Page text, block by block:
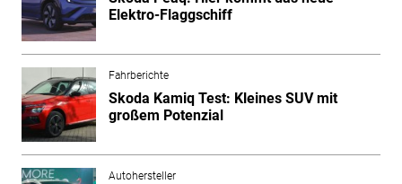
Elektro-Flaggschiff
Fahrberichte
Skoda Kamiq Test: Kleines SUV mit
großem Potenzial
Autohersteller